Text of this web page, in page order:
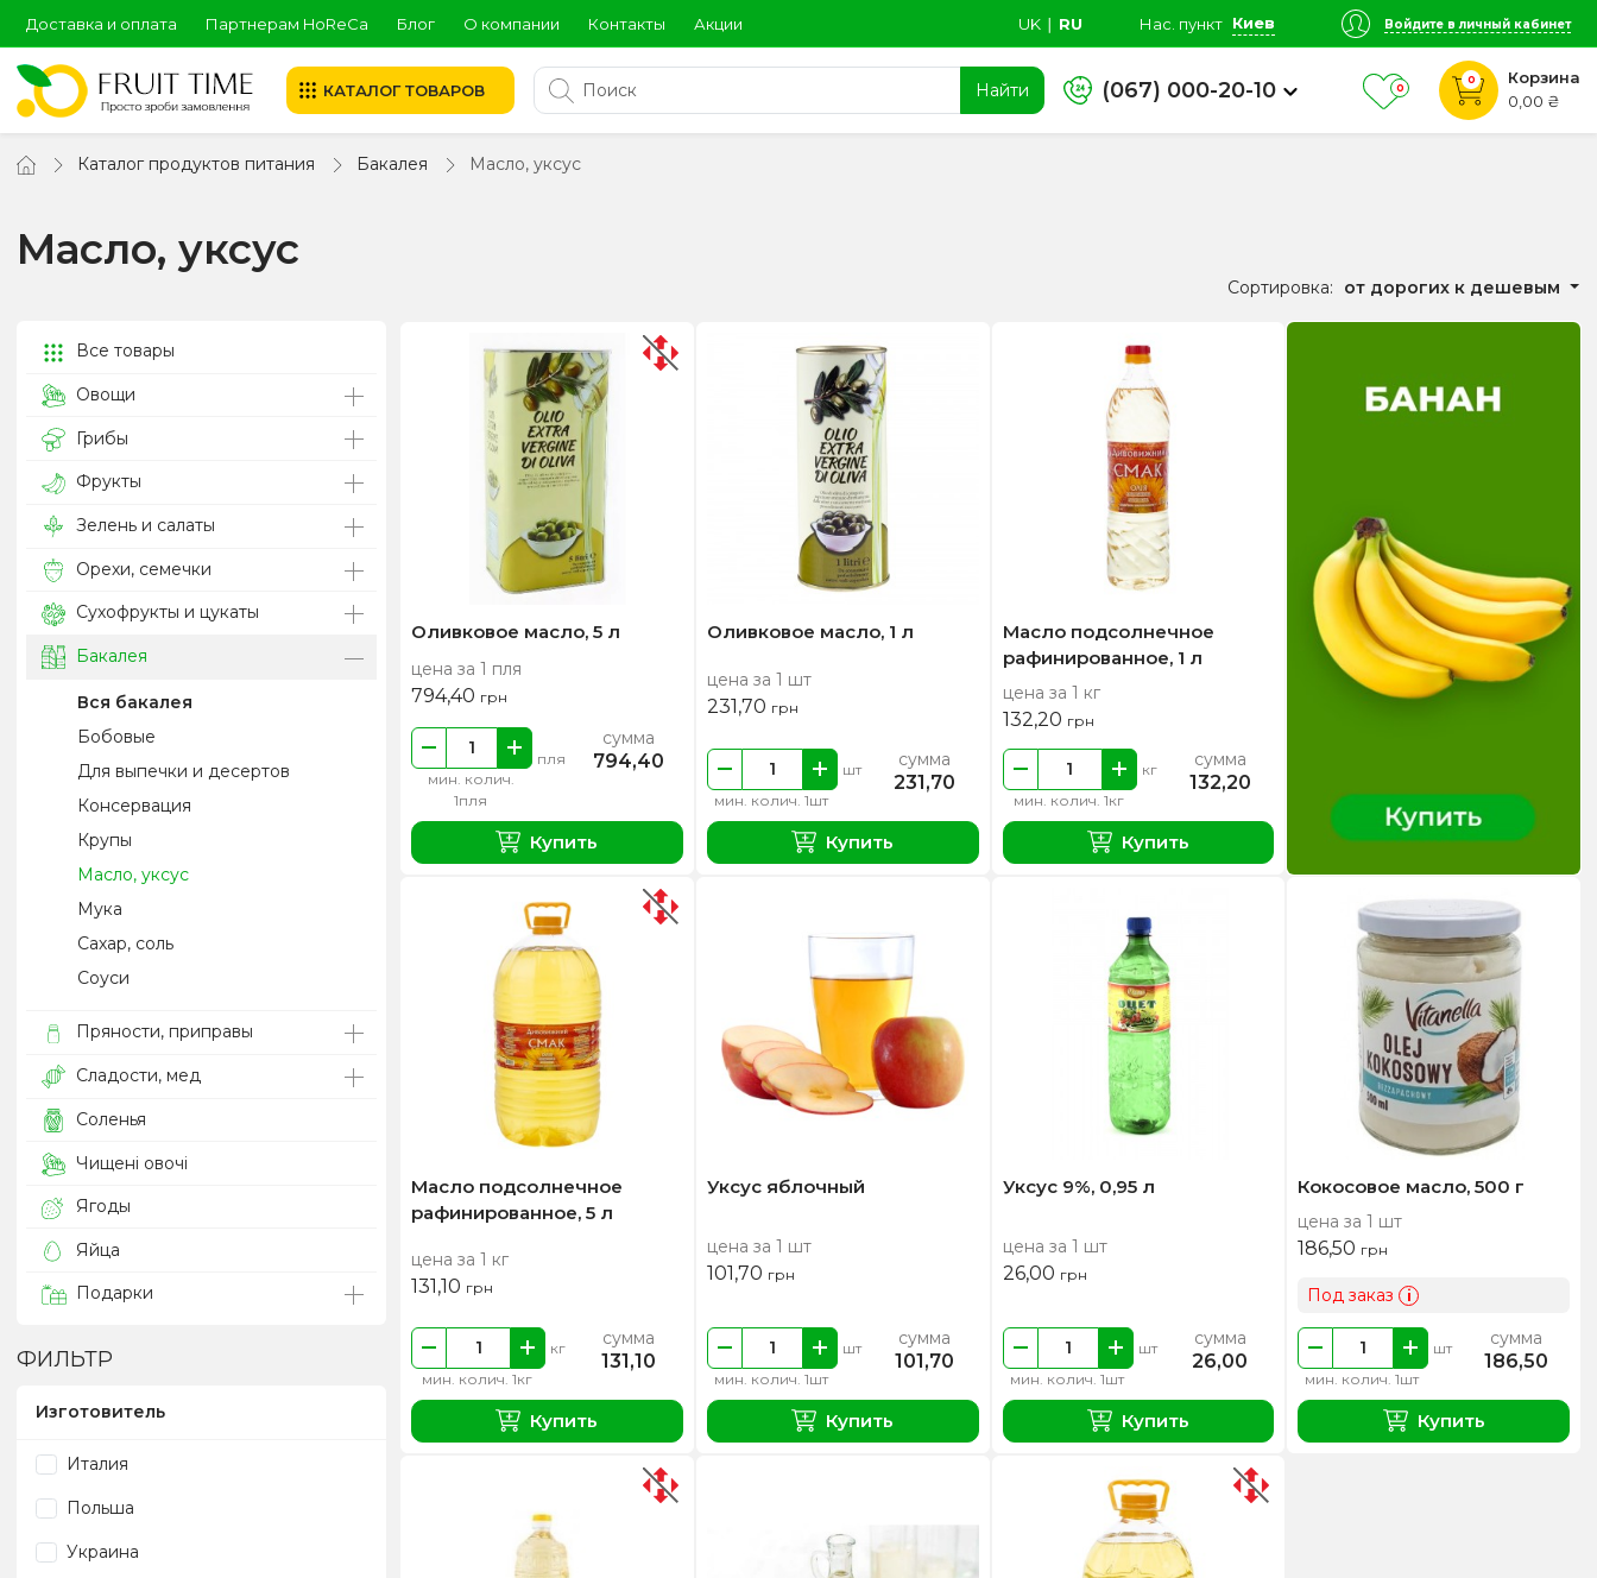
Доставка и оплата Партнерам HoReCa Блог О компании Контакты Акции UK ∣ RU Нас. пункт Киев Войдите в личный кабинет
КАТАЛОГ ТОВАРОВ Найти (067) 000-20-10 0
0
Корзина
0,00 ₴
Каталог продуктов питания Бакалея Масло, уксус
Масло, уксус
Сортировка: от дорогих к дешевым
Все товары
Овощи
Грибы
Фрукты
Зелень и салаты
Орехи, семечки
Сухофрукты и цукаты
Бакалея
Вся бакалея
Бобовые
Для выпечки и десертов
Консервация
Крупы
Масло, уксус
Мука
Сахар, соль
Соуси
Пряности, приправы
Сладости, мед
Соленья
Чищені овочі
Ягоды
Яйца
Подарки
ФИЛЬТР
Изготовитель
Италия
Польша
Украина
Оливковое масло, 5 л
цена за 1 пля
794,40 грн
мин. колич.
1пля
пля
сумма
794,40
Купить
Оливковое масло, 1 л
цена за 1 шт
231,70 грн
мин. колич. 1шт
шт сумма
231,70
Купить
Масло подсолнечное
рафинированное, 1 л
цена за 1 кг
132,20 грн
мин. колич. 1кг
кг сумма
132,20
Купить
Масло подсолнечное
рафинированное, 5 л
цена за 1 кг
131,10 грн
мин. колич. 1кг
кг сумма
131,10
Купить
Уксус яблочный
цена за 1 шт
101,70 грн
мин. колич. 1шт
шт сумма
101,70
Купить
Уксус 9%, 0,95 л
цена за 1 шт
26,00 грн
мин. колич. 1шт
шт сумма
26,00
Купить
Кокосовое масло, 500 г
цена за 1 шт
186,50 грн
Под заказ i
мин. колич. 1шт
шт сумма
186,50
Купить